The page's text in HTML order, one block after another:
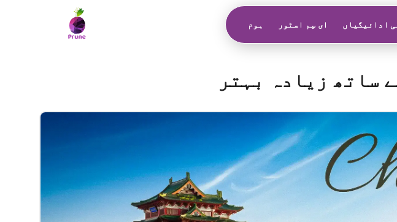
ہوم ای سِم اسٹور ادائیگیاں
ساتھ زیادہ بہتر